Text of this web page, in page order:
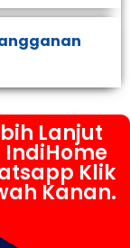
Lanjut
Klik
Kanan.